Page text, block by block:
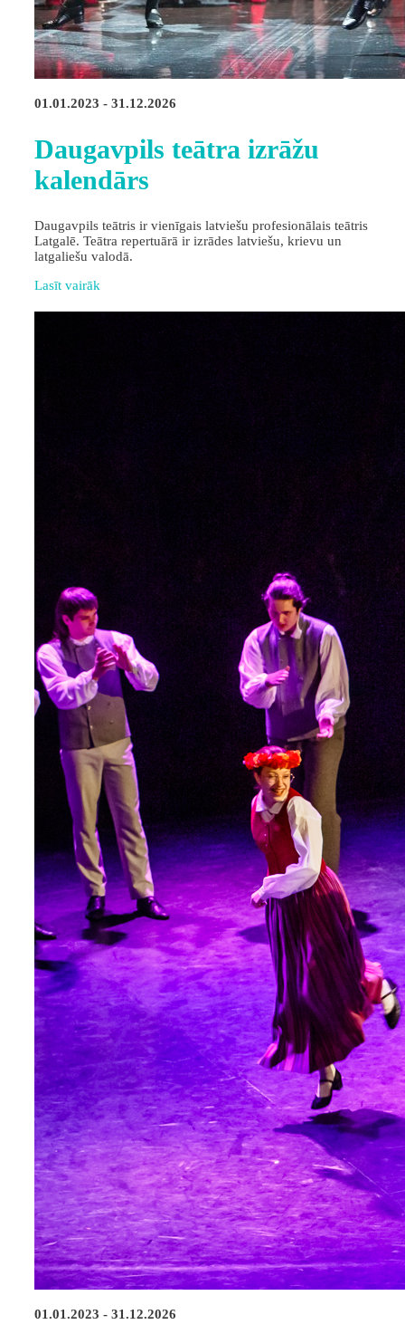
01.01.2023 - 31.12.2026
Daugavpils teātra izrāžu
kalendārs
Daugavpils teātris ir vienīgais latviešu profesionālais teātris
Latgalē. Teātra repertuārā ir izrādes latviešu, krievu un
latgaliešu valodā.
Lasīt vairāk
01.01.2023 - 31.12.2026